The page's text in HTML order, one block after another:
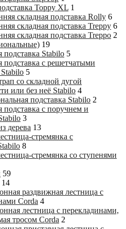
Toppy XL 1
складная подставка Rolly 6
складная подставка Treppy 6
складная подставка Treppo 2
19
Stabilo 5
с решетчатыми
5
со складной дугой
или без неё Stabilo 4
подставка Stabilo 2
с поручнем и
3
дерева 13
стремянка с
8
стремянка со ступенями
59
14
раздвижная лестница с
Corda 4
лестница с перекладинами,
тросом Corda 2